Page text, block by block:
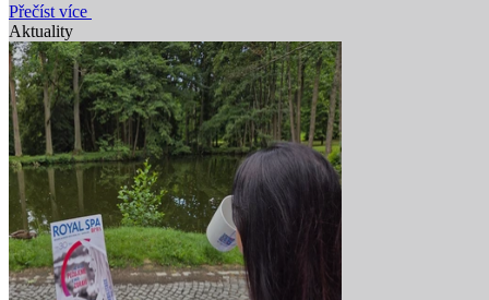
Přečíst více
Aktuality